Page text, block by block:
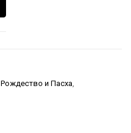
Рождество и Пасха